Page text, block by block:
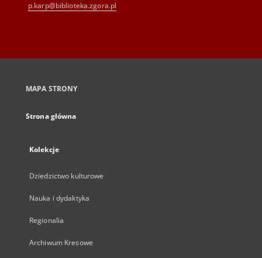
p.karp@biblioteka.zgora.pl
MAPA STRONY
Strona główna
Kolekcje
Dziedzictwo kulturowe
Nauka i dydaktyka
Regionalia
Archiwum Kresowe